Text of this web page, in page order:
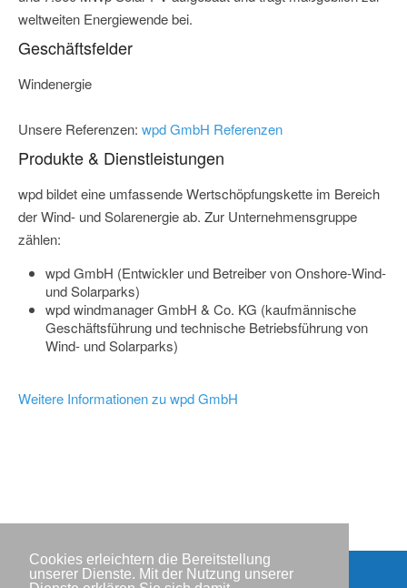
Cookies erleichtern die Bereitstellung
unserer Dienste. Mit der Nutzung unserer
weltweiten Energiewende bei.
Geschäftsfelder
Windenergie
Unsere Referenzen: wpd GmbH Referenzen
Produkte & Dienstleistungen
wpd bildet eine umfassende Wertschöpfungskette im Bereich
der Wind- und Solarenergie ab. Zur Unternehmensgruppe
zählen:
wpd GmbH (Entwickler und Betreiber von Onshore-Wind-
und Solarparks)
wpd windmanager GmbH & Co. KG (kaufmännische
Geschäftsführung und technische Betriebsführung von
Wind- und Solarparks)
Weitere Informationen zu wpd GmbH